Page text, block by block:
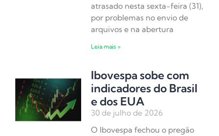
atrasado nesta sexta-feira (31),
por problemas no envio de
arquivos e na abertura
Leia mais »
Ibovespa sobe com
indicadores do Brasil
e dos EUA
30 de julho de 2026
O Ibovespa fechou o pregão